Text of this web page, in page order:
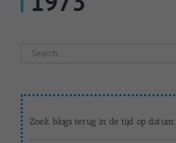
Search
Zoek blogs terug in de tijd op datum: